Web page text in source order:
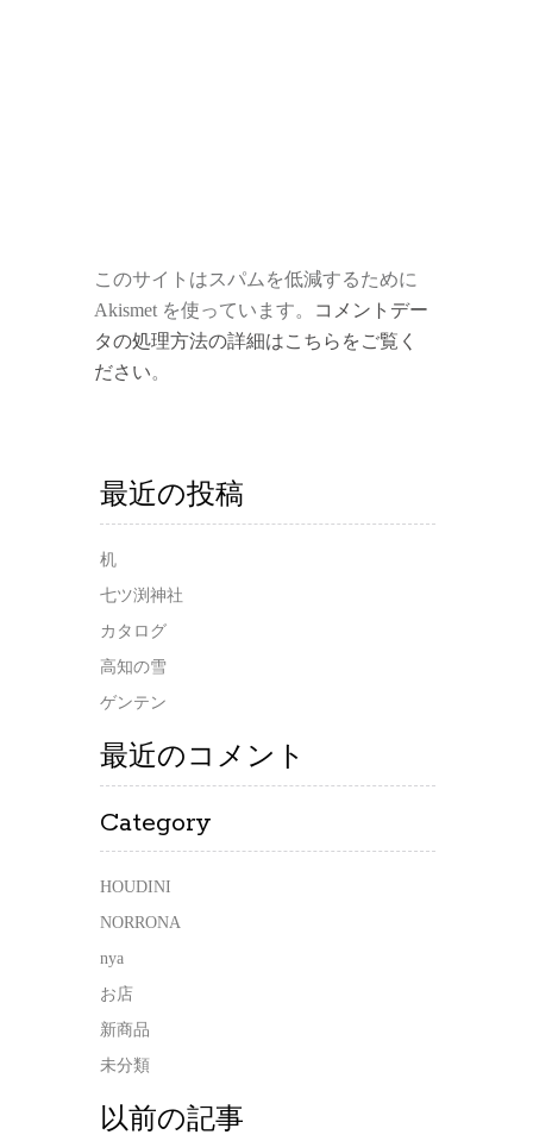
このサイトはスパムを低減するために
Akismet を使っています。
コメントデー
タの処理方法の詳細はこちらをご覧く
ださい。
最近の投稿
机
七ツ渕神社
カタログ
高知の雪
ゲンテン
最近のコメント
Category
HOUDINI
NORRONA
nya
お店
新商品
未分類
以前の記事